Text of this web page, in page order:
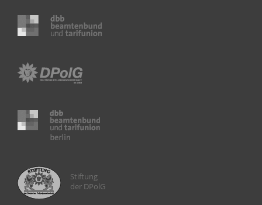
Stiftung
der DPolG